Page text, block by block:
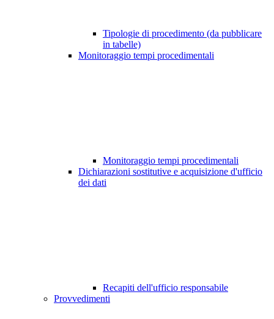
Tipologie di procedimento (da pubblicare
in tabelle)
Monitoraggio tempi procedimentali
Monitoraggio tempi procedimentali
Dichiarazioni sostitutive e acquisizione d'ufficio
dei dati
Recapiti dell'ufficio responsabile
Provvedimenti